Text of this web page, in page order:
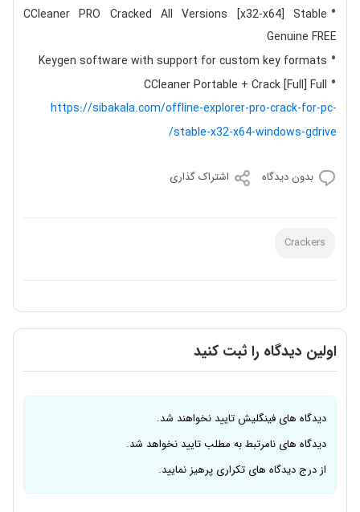
CCleaner PRO Cracked All Versions [x32-x64] Stable
Genuine FREE
Keygen software with support for custom key formats
CCleaner Portable + Crack [Full] Full
https://sibakala.com/offline-explorer-pro-crack-for-pc-
stable-x32-x64-windows-gdrive/
بدون دیدگاه اشتراک گذاری
Crackers
اولین دیدگاه را ثبت کنید
دیدگاه های فینگلیش تایید نخواهند شد.
دیدگاه های نامرتبط به مطلب تایید نخواهد شد.
از درج دیدگاه های تکراری پرهیز نمایید.